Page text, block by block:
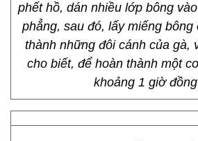
phết hồ, dán nhiều lớp bông
phẳng, sau đó, lấy miếng bông
thành những đôi cánh của gà,
cho biết, để hoàn thành một
khoảng 1 giờ